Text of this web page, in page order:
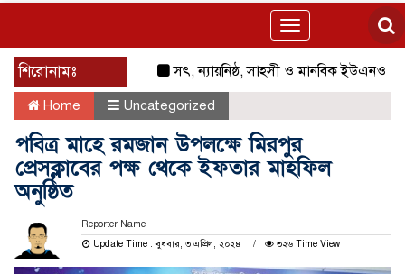
Toggle
navigation
শিরোনামঃ সৎ, ন্যায়নিষ্ঠ, সাহসী ও মানবিক ইউএনও সাবরিনা
Home Uncategorized
পবিত্র মাহে রমজান উপলক্ষে মিরপুর
প্রেসক্লাবের পক্ষ থেকে ইফতার মাহফিল
অনুষ্ঠিত
Reporter Name
Update Time : বুধবার, ৩ এপ্রিল, ২০২৪
৩২৬ Time View